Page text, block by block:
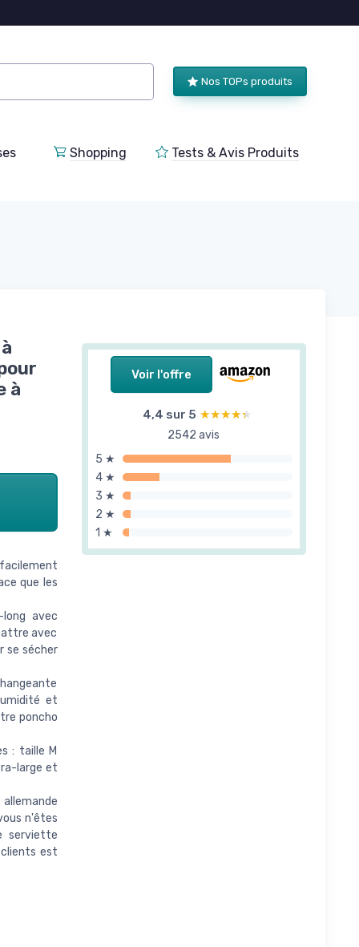
Nos TOPs produits
Shopping Tests & Avis Produits
Voir l'offre
4,4 sur 5 ★★★★★
★★★★★
2542 avis
5 ★
4 ★
3 ★
2 ★
1 ★
à
facilement
que les
long avec
avec
se sécher
et
poncho
: taille M
large et
n'êtes
serviette
est